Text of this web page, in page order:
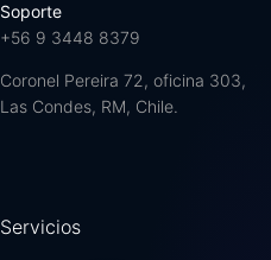
Soporte
+56 9 3448 8379
Coronel Pereira 72, oficina 303,
Las Condes, RM, Chile.
Servicios